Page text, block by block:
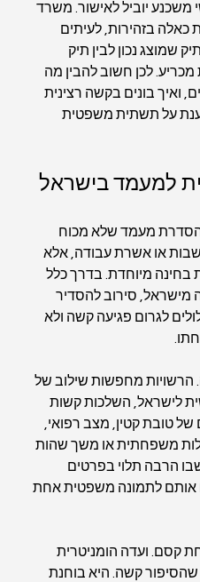
משכנע יוביל לאישור. משרד
כאלה בזהירות, לעיתים
שמוצג נכון לבין תיק
מכריע. לכן חשוב להבין מה
ואיך בונים בקשה רצינית
על תשתית משפטית
למעמד בישראל
מעמד שלא מכוח
השבות או אשרת עבודה, אלא
בחינה מיוחדת. בדרך כלל
סירוב להסדיר
לגרום פגיעה קשה ולא
הרשויות מחפשות שילוב של
לישראל, השלכות קשות
של טובת קטין, מצב רפואי,
משפחתית או משך שהות
הרבה תלוי בפרטים
אותם לתמונה משפטית אחת
קסם. ועדה הומניטרית
קשה. היא בוחנת